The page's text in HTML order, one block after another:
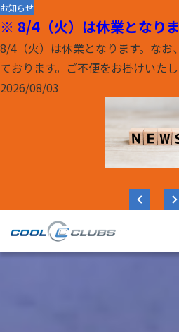
お知らせ
※ 8/4（火）は休業となり
8/4（火）は休業となります。なお
ております。ご不便をお掛けいた
2026/08/03